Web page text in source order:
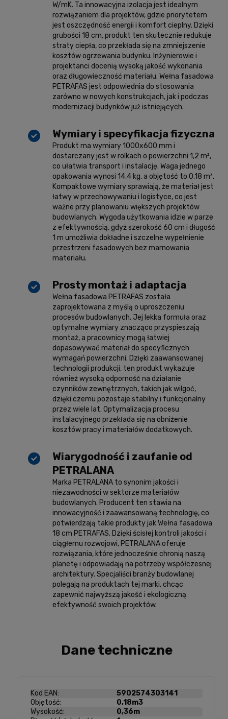
W/mK. Ta innowacyjna izolacja jest idealnym
rozwiązaniem dla projektów, gdzie priorytetem
jest oszczędność energii i komfort cieplny. Dzięki
grubości 18 cm, produkt ten skutecznie redukuje
straty ciepła, co przekłada się na zmniejszenie
kosztów ogrzewania budynku. Inżynierowie i
projektanci docenią wysoką jakość wykonania
oraz długowieczność materiału. Wełna fasadowa
PETRAFAS jest odpowiednia do stosowania
zarówno w nowych konstrukcjach, jak i podczas
modernizacji budynków już istniejących.
Wymiary i specyfikacja fizyczna
Produkt ma wymiary 1000x600 mm i
dostarczany jest w rolkach o powierzchni 1,2 m²,
co ułatwia transport i instalację. Waga jednego
opakowania wynosi 14,4 kg, a objętość to 0,18 m³.
Kompaktowe wymiary sprawiają, że materiał jest
łatwy w przechowywaniu i logistyce, co jest
ważne przy planowaniu większych projektów
budowlanych. Wygoda użytkowania idzie w parze
z efektywnością, gdyż szerokość 60 cm i długość
1 m umożliwia dokładne i szczelne wypełnienie
przestrzeni fasadowych bez marnowania
materiału.
Prosty montaż i adaptacja
Wełna fasadowa PETRAFAS została
zaprojektowana z myślą o uproszczeniu
procesów budowlanych. Jej lekka formuła oraz
optymalne wymiary znacząco przyspieszają
montaż, a pracownicy mogą łatwiej
dopasowywać materiał do specyficznych
wymagań powierzchni. Dzięki zaawansowanej
technologii produkcji, ten produkt wykazuje
również wysoką odporność na działanie
czynników zewnętrznych, takich jak wilgoć,
dzięki czemu pozostaje stabilny i funkcjonalny
przez wiele lat. Optymalizacja procesu
instalacyjnego przekłada się na obniżenie
kosztów pracy i materiałów dodatkowych.
Wiarygodność i zaufanie od
PETRALANA
Marka PETRALANA to synonim jakości i
niezawodności w sektorze materiałów
budowlanych. Producent ten stawia na
innowacyjność i zaawansowaną technologię, co
potwierdzają takie produkty jak Wełna fasadowa
18 cm PETRAFAS. Dzięki ścisłej kontroli jakości i
ciągłemu rozwojowi, PETRALANA oferuje
rozwiązania, które jednocześnie chronią naszą
planetę i odpowiadają na potrzeby współczesnej
architektury. Specjaliści branży budowlanej
polegają na produktach tej marki, chcąc
zapewnić najwyższą jakość i ekologiczną
efektywność swoich projektów.
Dane techniczne
Kod EAN:
5902574303141
Objętość:
0,18m3
Wysokość:
0,36m